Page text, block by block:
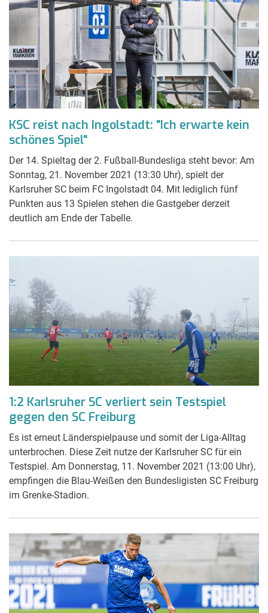
KSC reist nach Ingolstadt: "Ich erwarte kein
schönes Spiel"
Der 14. Spieltag der 2. Fußball-Bundesliga steht bevor: Am
Sonntag, 21. November 2021 (13:30 Uhr), spielt der
Karlsruher SC beim FC Ingolstadt 04. Mit lediglich fünf
Punkten aus 13 Spielen stehen die Gastgeber derzeit
deutlich am Ende der Tabelle.
1:2 Karlsruher SC verliert sein Testspiel
gegen den SC Freiburg
Es ist erneut Länderspielpause und somit der Liga-Alltag
unterbrochen. Diese Zeit nutze der Karlsruher SC für ein
Testspiel. Am Donnerstag, 11. November 2021 (13:00 Uhr),
empfingen die Blau-Weißen den Bundesligisten SC Freiburg
im Grenke-Stadion.